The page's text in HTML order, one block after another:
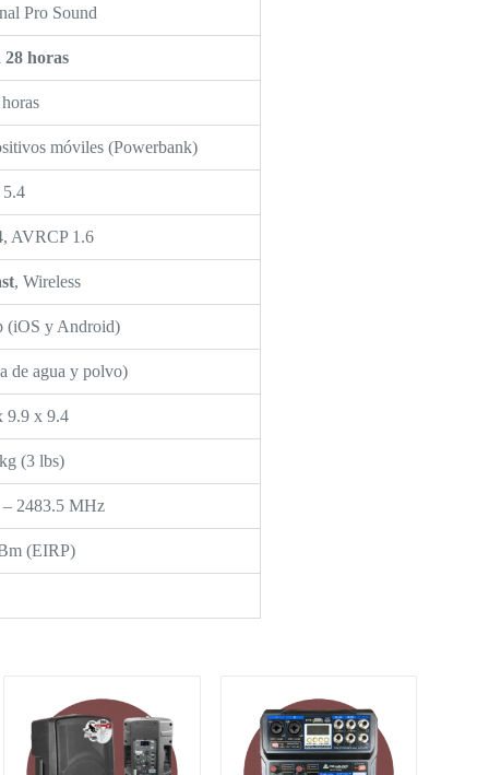
Pro Sound
28 horas
móviles (Powerbank)
5.4
AVRCP 1.6
, Wireless
(iOS y Android)
de agua y polvo)
9.9 x 9.4
(3 lbs)
2483.5 MHz
(EIRP)